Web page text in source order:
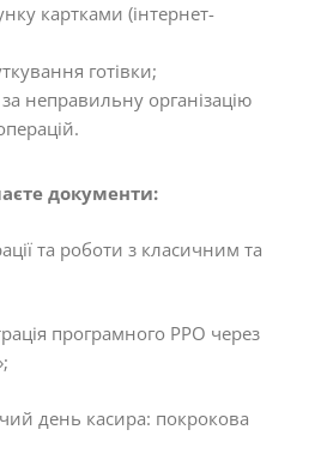
картками (інтернет-
готівки;
неправильну організацію
документи:
та роботи з класичним та
програмного РРО через
день касира: покрокова